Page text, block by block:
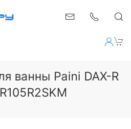
ванны Paini DAX-R